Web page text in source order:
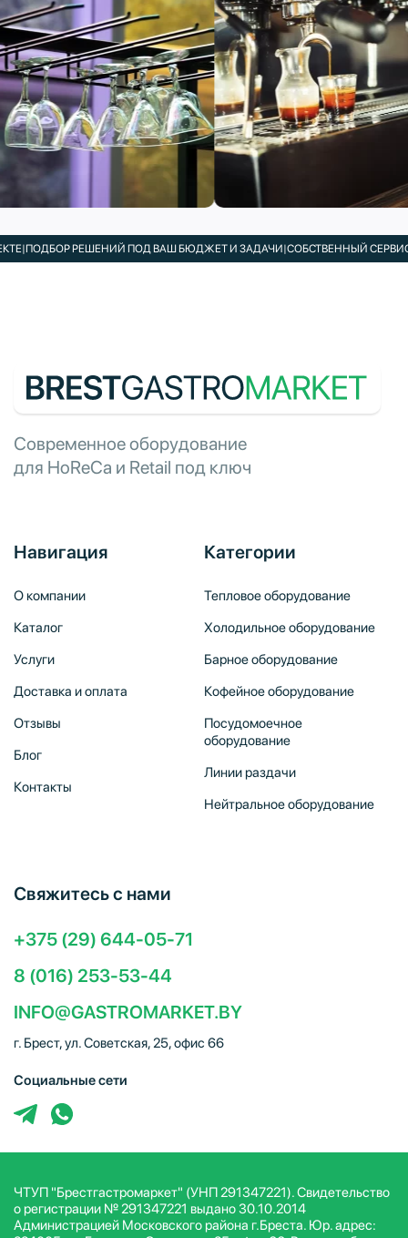
РЕШЕНИЙ ПОД ВАШ БЮДЖЕТ И ЗАДАЧИ|СОБСТВЕННЫЙ
Современное оборудование
для HoReCa и Retail под ключ
Навигация
О компании
Каталог
Услуги
Доставка и оплата
Отзывы
Блог
Контакты
Категории
Тепловое оборудование
Холодильное оборудование
Барное оборудование
Кофейное оборудование
Посудомоечное
оборудование
Линии раздачи
Нейтральное оборудование
Свяжитесь с нами
+375 (29) 644-05-71
8 (016) 253-53-44
INFO@GASTROMARKET.BY
г. Брест, ул. Советская, 25, офис 66
Социальные сети
ЧТУП "Брестгастромаркет" (УНП 291347221). Свидетельство
о регистрации № 291347221 выдано 30.10.2014
Администрацией Московского района г.Бреста. Юр. адрес: